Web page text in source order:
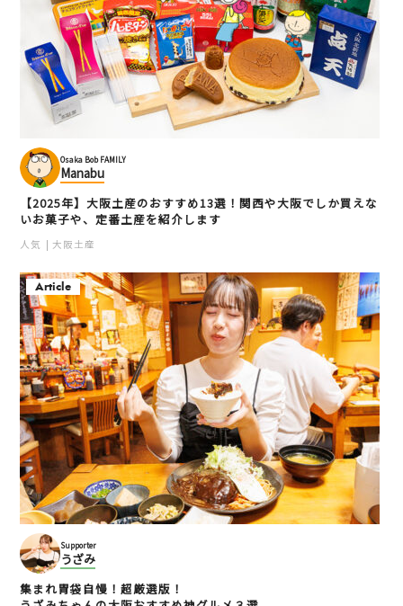
Osaka Bob FAMILY
Manabu
【2025年】大阪土産のおすすめ13選！関西や大阪でしか買えな
いお菓子や、定番土産を紹介します
人気 大阪土産
Article
Supporter
うざみ
集まれ胃袋自慢！超厳選版！